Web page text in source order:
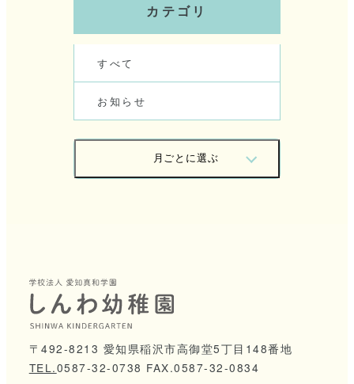
カテゴリ
す べて
お 知 らせ
月 ご と に選ぶ
202
2026 /02
2026/
2025 /12
2025/1 1
〒492-8213 愛知県稲沢市高御堂5丁目148番地
TEL.0587-32-0738 FAX.0587-32-0834